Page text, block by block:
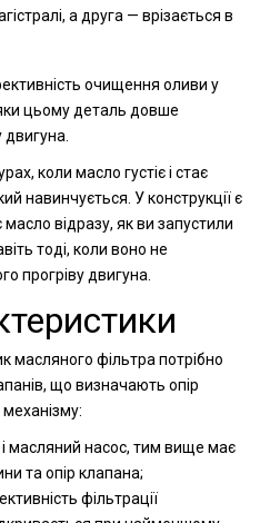
а друга — врізається в
очищення оливи у
цьому деталь довше
коли масло густіє і стає
навинчується. У конструкції є
відразу, як ви запустили
тоді, коли воно не
прогріву двигуна.
масляного фільтра потрібно
що визначають опір
масляний насос, тим вище має
та опір клапана;
фільтрації